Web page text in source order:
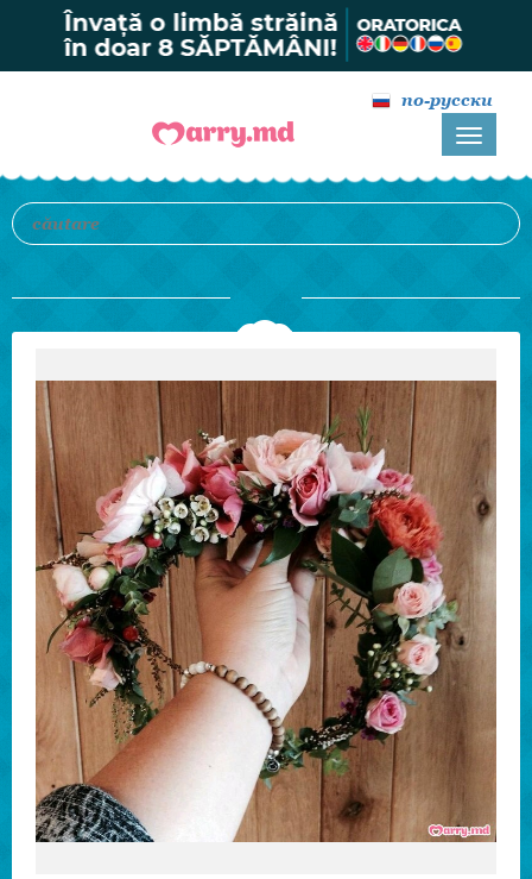
по-русски